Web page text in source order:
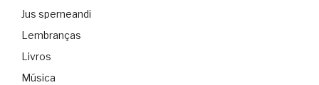
Jus sperneandi
Lembranças
Livros
Música